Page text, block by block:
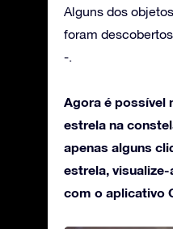
Alguns dos
foram
-.
Agora é possível
estrela na
apenas alguns
estrela,
com o aplicativo